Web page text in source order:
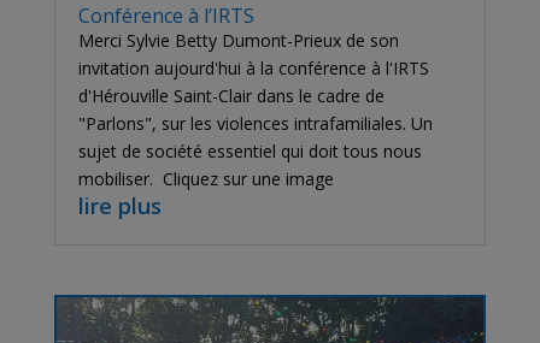
Conférence à l’IRTS
Merci Sylvie Betty Dumont-Prieux de son
invitation aujourd'hui à la conférence à l'IRTS
d'Hérouville Saint-Clair dans le cadre de
"Parlons", sur les violences intrafamiliales. Un
sujet de société essentiel qui doit tous nous
mobiliser. Cliquez sur une image
lire plus